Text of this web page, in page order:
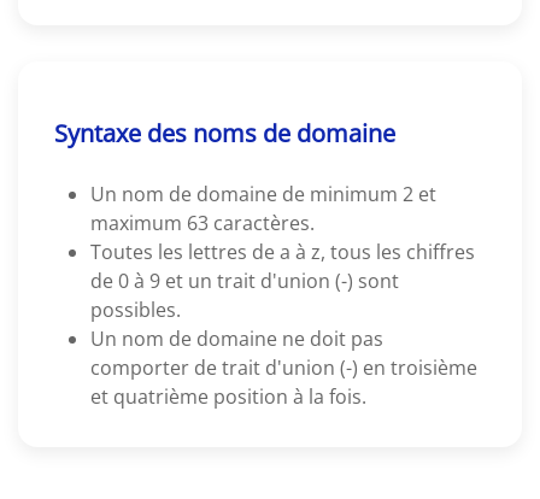
Syntaxe des noms de domaine
Un nom de domaine de minimum 2 et
maximum 63 caractères.
Toutes les lettres de a à z, tous les chiffres
de 0 à 9 et un trait d'union (-) sont
possibles.
Un nom de domaine ne doit pas
comporter de trait d'union (-) en troisième
et quatrième position à la fois.